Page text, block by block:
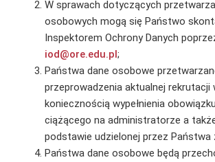
W sprawach dotyczących
osobowych mogą się Państwo
Inspektorem Ochrony Danych
iod@ore.edu.pl;
Państwa dane osobowe
przeprowadzenia aktualnej rekrutacji
koniecznością wypełnienia
ciążącego na administratorze a
podstawie udzielonej przez Państwa
Państwa dane osobowe będą